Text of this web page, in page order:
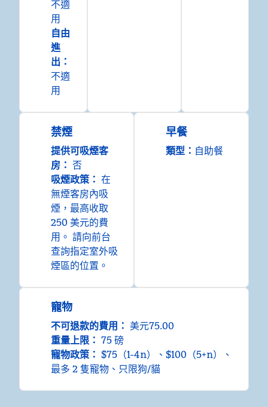
不適
用
自由
進
出 ：
不適
用
禁煙
提供可吸煙客
房： 否
吸煙政策： 在
無煙客房內吸
煙，最高收取
250 美元的費
用。 請向前台
查詢指定室外吸
煙區的位置。
早餐
類型： 自助餐
寵物
不可退款的費用： 美元75.00
重量上限： 75 磅
寵物政策： $75（1-4n）、$100（5+n）、
最多 2 隻寵物、只限狗/貓